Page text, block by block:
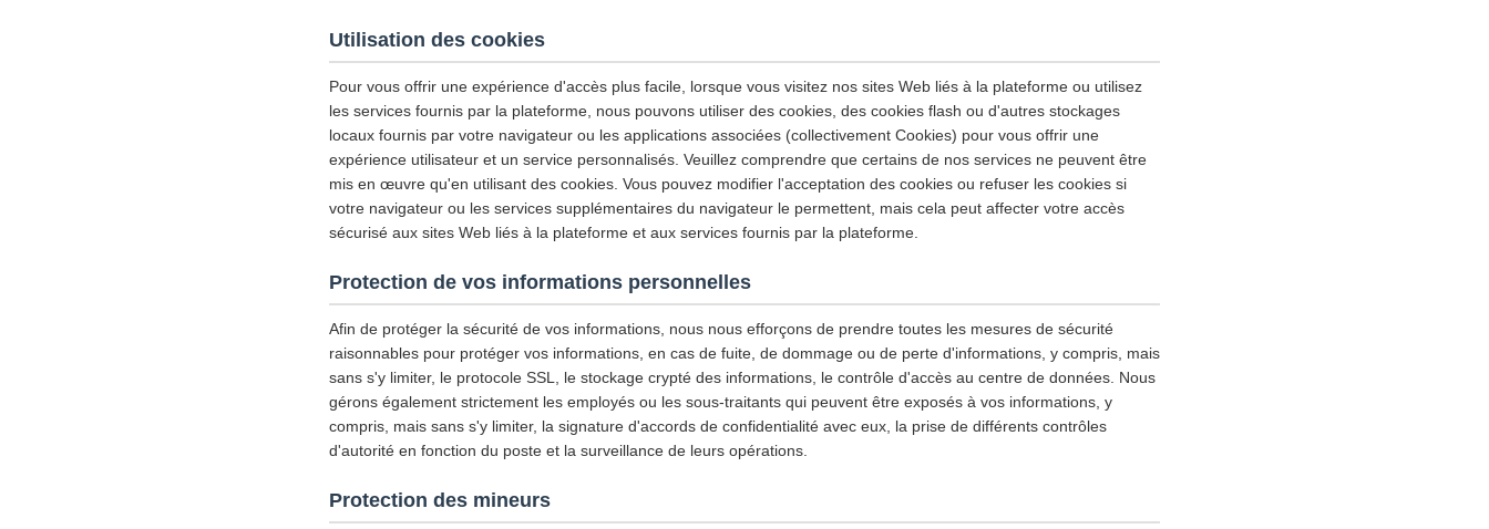
Utilisation des cookies
Pour vous offrir une expérience d'accès plus facile, lorsque vous visitez nos sites Web liés à la plateforme ou utilisez
les services fournis par la plateforme, nous pouvons utiliser des cookies, des cookies flash ou d'autres stockages
locaux fournis par votre navigateur ou les applications associées (collectivement Cookies) pour vous offrir une
expérience utilisateur et un service personnalisés. Veuillez comprendre que certains de nos services ne peuvent être
mis en œuvre qu'en utilisant des cookies. Vous pouvez modifier l'acceptation des cookies ou refuser les cookies si
votre navigateur ou les services supplémentaires du navigateur le permettent, mais cela peut affecter votre accès
sécurisé aux sites Web liés à la plateforme et aux services fournis par la plateforme.
Protection de vos informations personnelles
Afin de protéger la sécurité de vos informations, nous nous efforçons de prendre toutes les mesures de sécurité
raisonnables pour protéger vos informations, en cas de fuite, de dommage ou de perte d'informations, y compris, mais
sans s'y limiter, le protocole SSL, le stockage crypté des informations, le contrôle d'accès au centre de données. Nous
gérons également strictement les employés ou les sous-traitants qui peuvent être exposés à vos informations, y
compris, mais sans s'y limiter, la signature d'accords de confidentialité avec eux, la prise de différents contrôles
d'autorité en fonction du poste et la surveillance de leurs opérations.
Protection des mineurs